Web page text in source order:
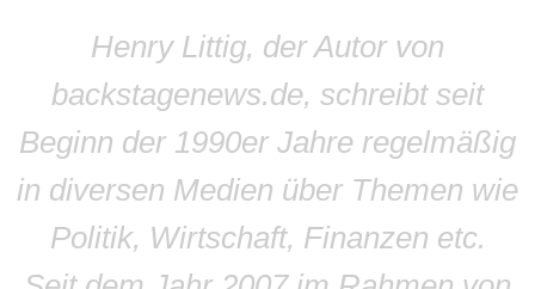
Henry Littig, der Autor von
backstagenews.de, schreibt seit
Beginn der 1990er Jahre regelmäßig
in diversen Medien über Themen wie
Politik, Wirtschaft, Finanzen etc.